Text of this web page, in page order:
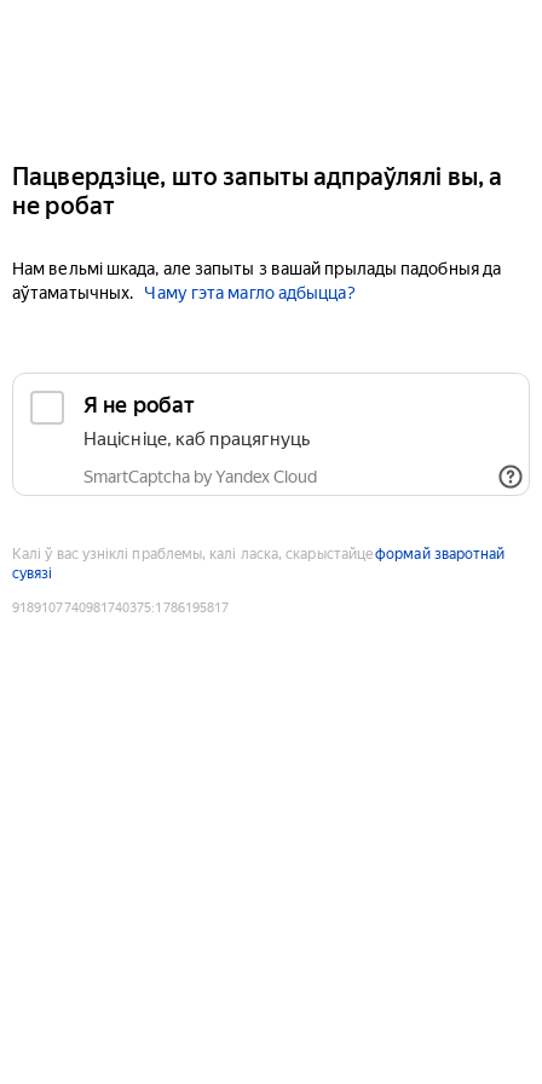
Пацвердзіце, што запыты адпраўлялі вы, а
не робат
Нам вельмі шкада, але запыты з вашай прылады падобныя да
аўтаматычных.
Чаму гэта магло адбыцца?
Я не робат
Націсніце, каб працягнуць
SmartCaptcha by Yandex Cloud
Калі ў вас узніклі праблемы, калі ласка, скарыстайцеформай зваротнай
сувязі
9189107740981740375:1786195817